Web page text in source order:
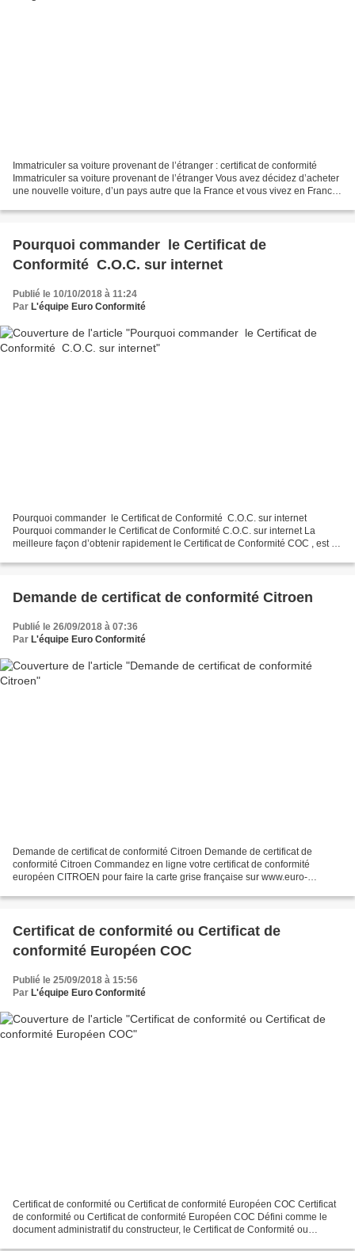
Immatriculer sa voiture provenant de l’étranger : certificat de conformité
Immatriculer sa voiture provenant de l’étranger Vous avez décidez d’acheter
une nouvelle voiture, d’un pays autre que la France et vous vivez en France,
Pourquoi commander le Certificat de
Conformité C.O.C. sur internet
Publié le 10/10/2018 à 11:24
Par L'équipe Euro Conformité
Pourquoi commander le Certificat de Conformité C.O.C. sur internet
Pourquoi commander le Certificat de Conformité C.O.C. sur internet La
meilleure façon d’obtenir rapidement le Certificat de Conformité COC , est de
Demande de certificat de conformité Citroen
Publié le 26/09/2018 à 07:36
Par L'équipe Euro Conformité
Demande de certificat de conformité Citroen Demande de certificat de
conformité Citroen Commandez en ligne votre certificat de conformité
européen CITROEN pour faire la carte grise française sur www.euro-
Certificat de conformité ou Certificat de
conformité Européen COC
Publié le 25/09/2018 à 15:56
Par L'équipe Euro Conformité
Certificat de conformité ou Certificat de conformité Européen COC Certificat
de conformité ou Certificat de conformité Européen COC Défini comme le
document administratif du constructeur, le Certificat de Conformité ou